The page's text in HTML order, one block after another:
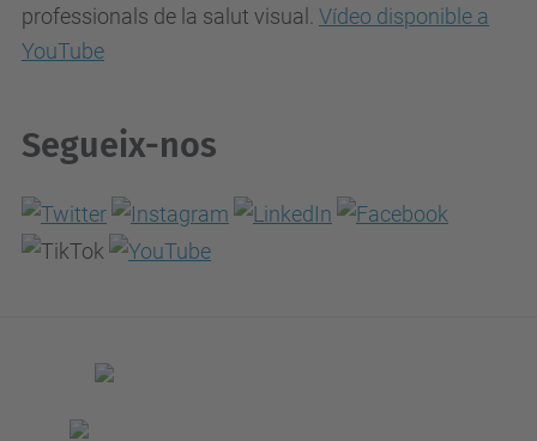
professionals de la salut visual. Vídeo disponible a
YouTube
Segueix-nos